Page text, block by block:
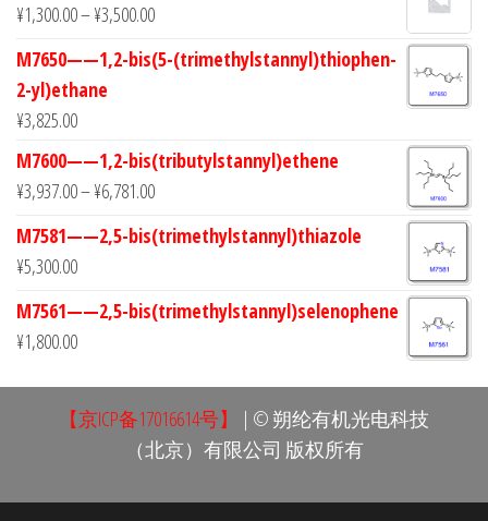
¥1,300.00–¥3,500.00
M7650——1,2-bis(5-(trimethylstannyl)thiophen-
2-yl)ethane
¥3,825.00
M7600——1,2-bis(tributylstannyl)ethene
¥3,937.00–¥6,781.00
M7581——2,5-bis(trimethylstannyl)thiazole
¥5,300.00
M7561——2,5-bis(trimethylstannyl)selenophene
¥1,800.00
【京ICP备17016614号】
| © 朔纶有机光电科技
（北京）有限公司 版权所有